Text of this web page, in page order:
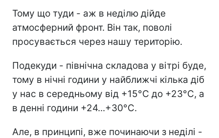
Тому що туди - аж в неділю дійде
атмосферний фронт. Він так, поволі
просувається через нашу територію.
Подекуди - північна складова у вітрі буде,
тому в нічні години у найближчі кілька діб
у нас в середньому від +15°С до +23°С, а
в денні години +24...+30°C.
Але, в принципі, вже починаючи з неділі -